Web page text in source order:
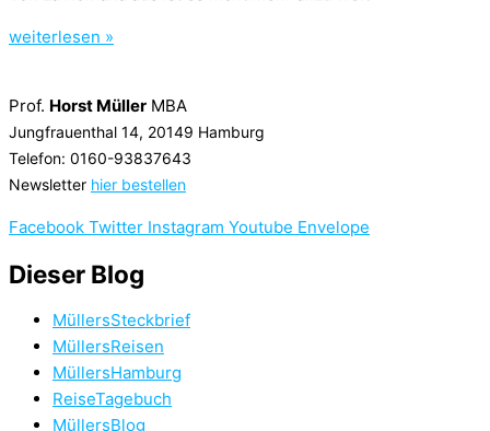
weiterlesen »
Prof. Horst Müller MBA
Jungfrauenthal 14, 20149 Hamburg
Telefon: 0160-93837643
Newsletter hier bestellen
Facebook Twitter Instagram Youtube Envelope
Dieser Blog
MüllersSteckbrief
MüllersReisen
MüllersHamburg
ReiseTagebuch
MüllersBlog